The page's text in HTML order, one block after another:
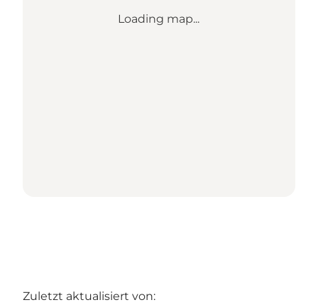
Loading map...
Zuletzt aktualisiert von: